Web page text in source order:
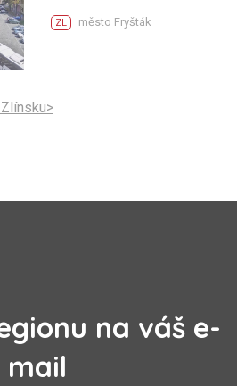
ZL město Fryšták
na váš e-
mail